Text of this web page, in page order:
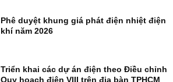
Phê duyệt khung giá phát điện nhiệt điện
khí năm 2026
Triển khai các dự án điện theo Điều chỉnh
Quy hoạch điện VIII trên địa bàn TPHCM